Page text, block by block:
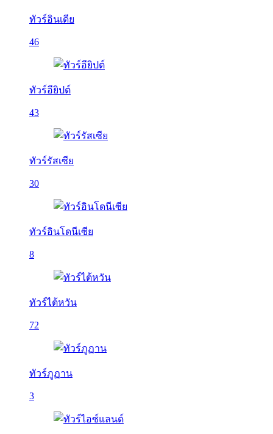
ทัวร์อินเดีย
46
ทัวร์อียิปต์
43
ทัวร์รัสเซีย
30
ทัวร์อินโดนีเซีย
8
ทัวร์ไต้หวัน
72
ทัวร์ภูฏาน
3